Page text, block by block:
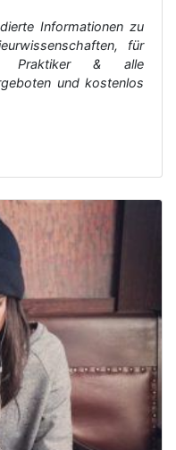
Informationen zu
für
Praktiker & alle
und kostenlos